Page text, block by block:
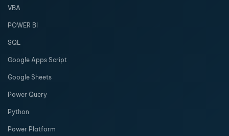
VBA
POWER BI
SQL
Google Apps Script
Google Sheets
Power Query
Python
Power Platform